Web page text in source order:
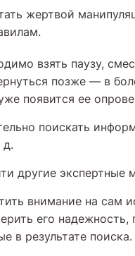
жертвой
взять паузу,
позже — в
появится ее
поискать
другие экспертные
внимание на сам
его
в результате поиска.